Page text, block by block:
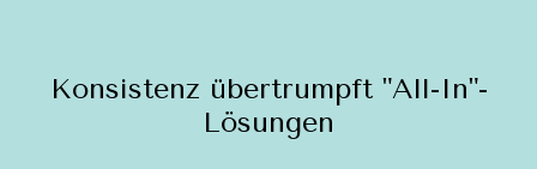
Konsistenz übertrumpft "All-In"-
Lösungen